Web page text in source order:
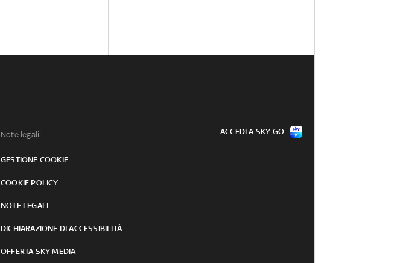
Note legali:
GESTIONE COOKIE
COOKIE POLICY
NOTE LEGALI
DICHIARAZIONE DI ACCESSIBILITÀ
OFFERTA SKY MEDIA
ACCEDI A SKY GO